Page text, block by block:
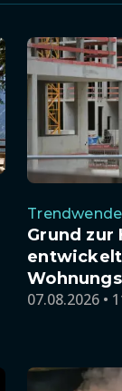
Grund zur
07.08.2026 •